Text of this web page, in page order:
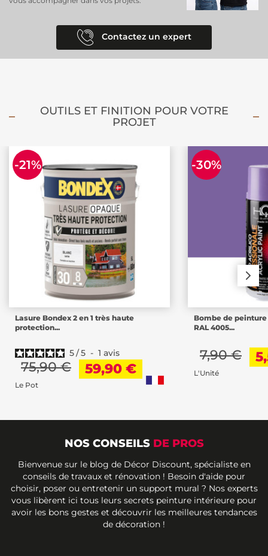
Contactez un expert
OUTILS ET FINITION POUR VOTRE
PROJET
Lasure Bondex 2 en 1 très haute
protection...
5/5 - 1 avis
75,90 € 59,90 €
Le Pot
-21%
Bombe de
RAL 4005...
7,90 €
L'Unité
-30%
NOS CONSEILS DE PROS
Bienvenue sur le blog de Décor Discount, spécialiste en
conseils de travaux et rénovation ! Besoin d'aide pour
choisir, poser ou entretenir un support mural ? Nos experts
vous libèrent ici tous leurs secrets peinture intérieure pour
avoir les bons gestes et découvrir les meilleures tendances
de décoration !